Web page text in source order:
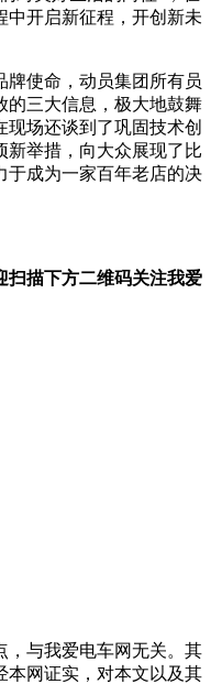
中开启新征程，开创新未
牌使命，动员集团所有员
三大信息，极大地鼓舞
场还谈到了巩固技术创
新举措，向大众展现了比
于成为一家百年老店的决
扫描下方二维码关注我爱
，与我爱电车网无关。其
本网证实，对本文以及其